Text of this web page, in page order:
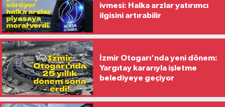
ivmesi: Halka arzlar yatırımcı
ilgisini artırabilir
İzmir Otogarı'nda yeni dönem:
Yargıtay kararıyla işletme
belediyeye geçiyor